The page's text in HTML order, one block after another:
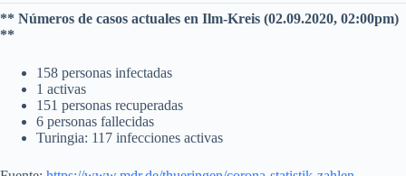
** Números de casos actuales en Ilm-Kreis (02.09.2020, 02:00pm)
**
158 personas infectadas
1 activas
151 personas recuperadas
6 personas fallecidas
Turingia: 117 infecciones activas